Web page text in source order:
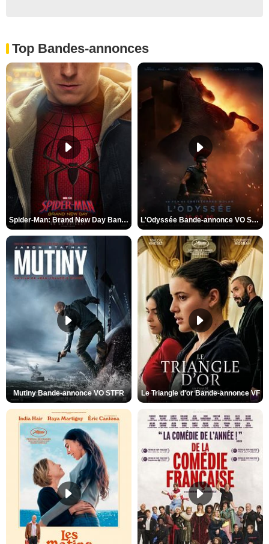
Top Bandes-annonces
Spider-Man: Brand New Day Bande-annonce VO STFR L'Odyssée Bande-annonce VO STFR
Mutiny Bande-annonce VO STFR Le Triangle d'or Bande-annonce VF